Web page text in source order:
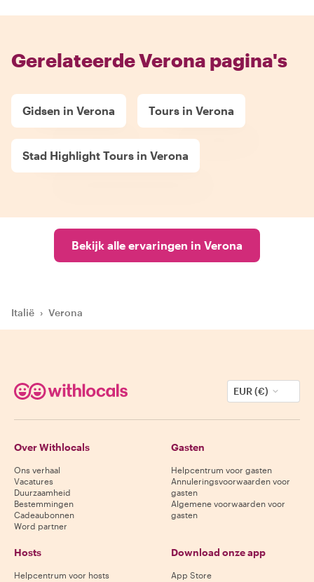
Gerelateerde Verona pagina's
Gidsen in Verona Tours in Verona
Stad Highlight Tours in Verona
Bekijk alle ervaringen in Verona
Italië › Verona
EUR (€)
Over Withlocals
Ons verhaal
Vacatures
Duurzaamheid
Bestemmingen
Cadeaubonnen
Word partner
Gasten
Helpcentrum voor gasten
Annuleringsvoorwaarden voor
gasten
Algemene voorwaarden voor
gasten
Hosts
Helpcentrum voor hosts
Download onze app
App Store